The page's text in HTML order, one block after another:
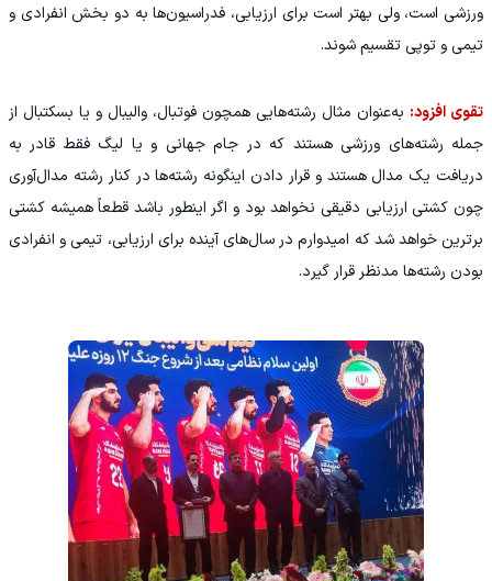
ورزشی است، ولی بهتر است برای ارزیابی، فدراسیو‌ن‌ها به دو بخش انفرادی و
تیمی و توپی تقسیم شوند.
تقوی افزود: به‌عنوان مثال رشته‌هایی همچون فوتبال، والیبال و یا بسکتبال از
جمله رشته‌های ورزشی هستند که در جام جهانی و یا لیگ فقط قادر به
دریافت یک مدال هستند و قرار دادن اینگونه رشته‌ها در کنار رشته مدال‌آوری
چون کشتی ارزیابی دقیقی نخواهد بود و اگر اینطور باشد قطعاً همیشه کشتی
برترین خواهد شد که امیدوارم در سا‌ل‌های آینده برای ارزیابی، تیمی و انفرادی
بودن رشته‌ها مدنظر قرار گیرد.